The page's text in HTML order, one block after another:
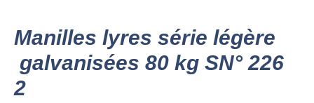
Manilles lyres série légère
galvanisées 80 kg SN° 226
2